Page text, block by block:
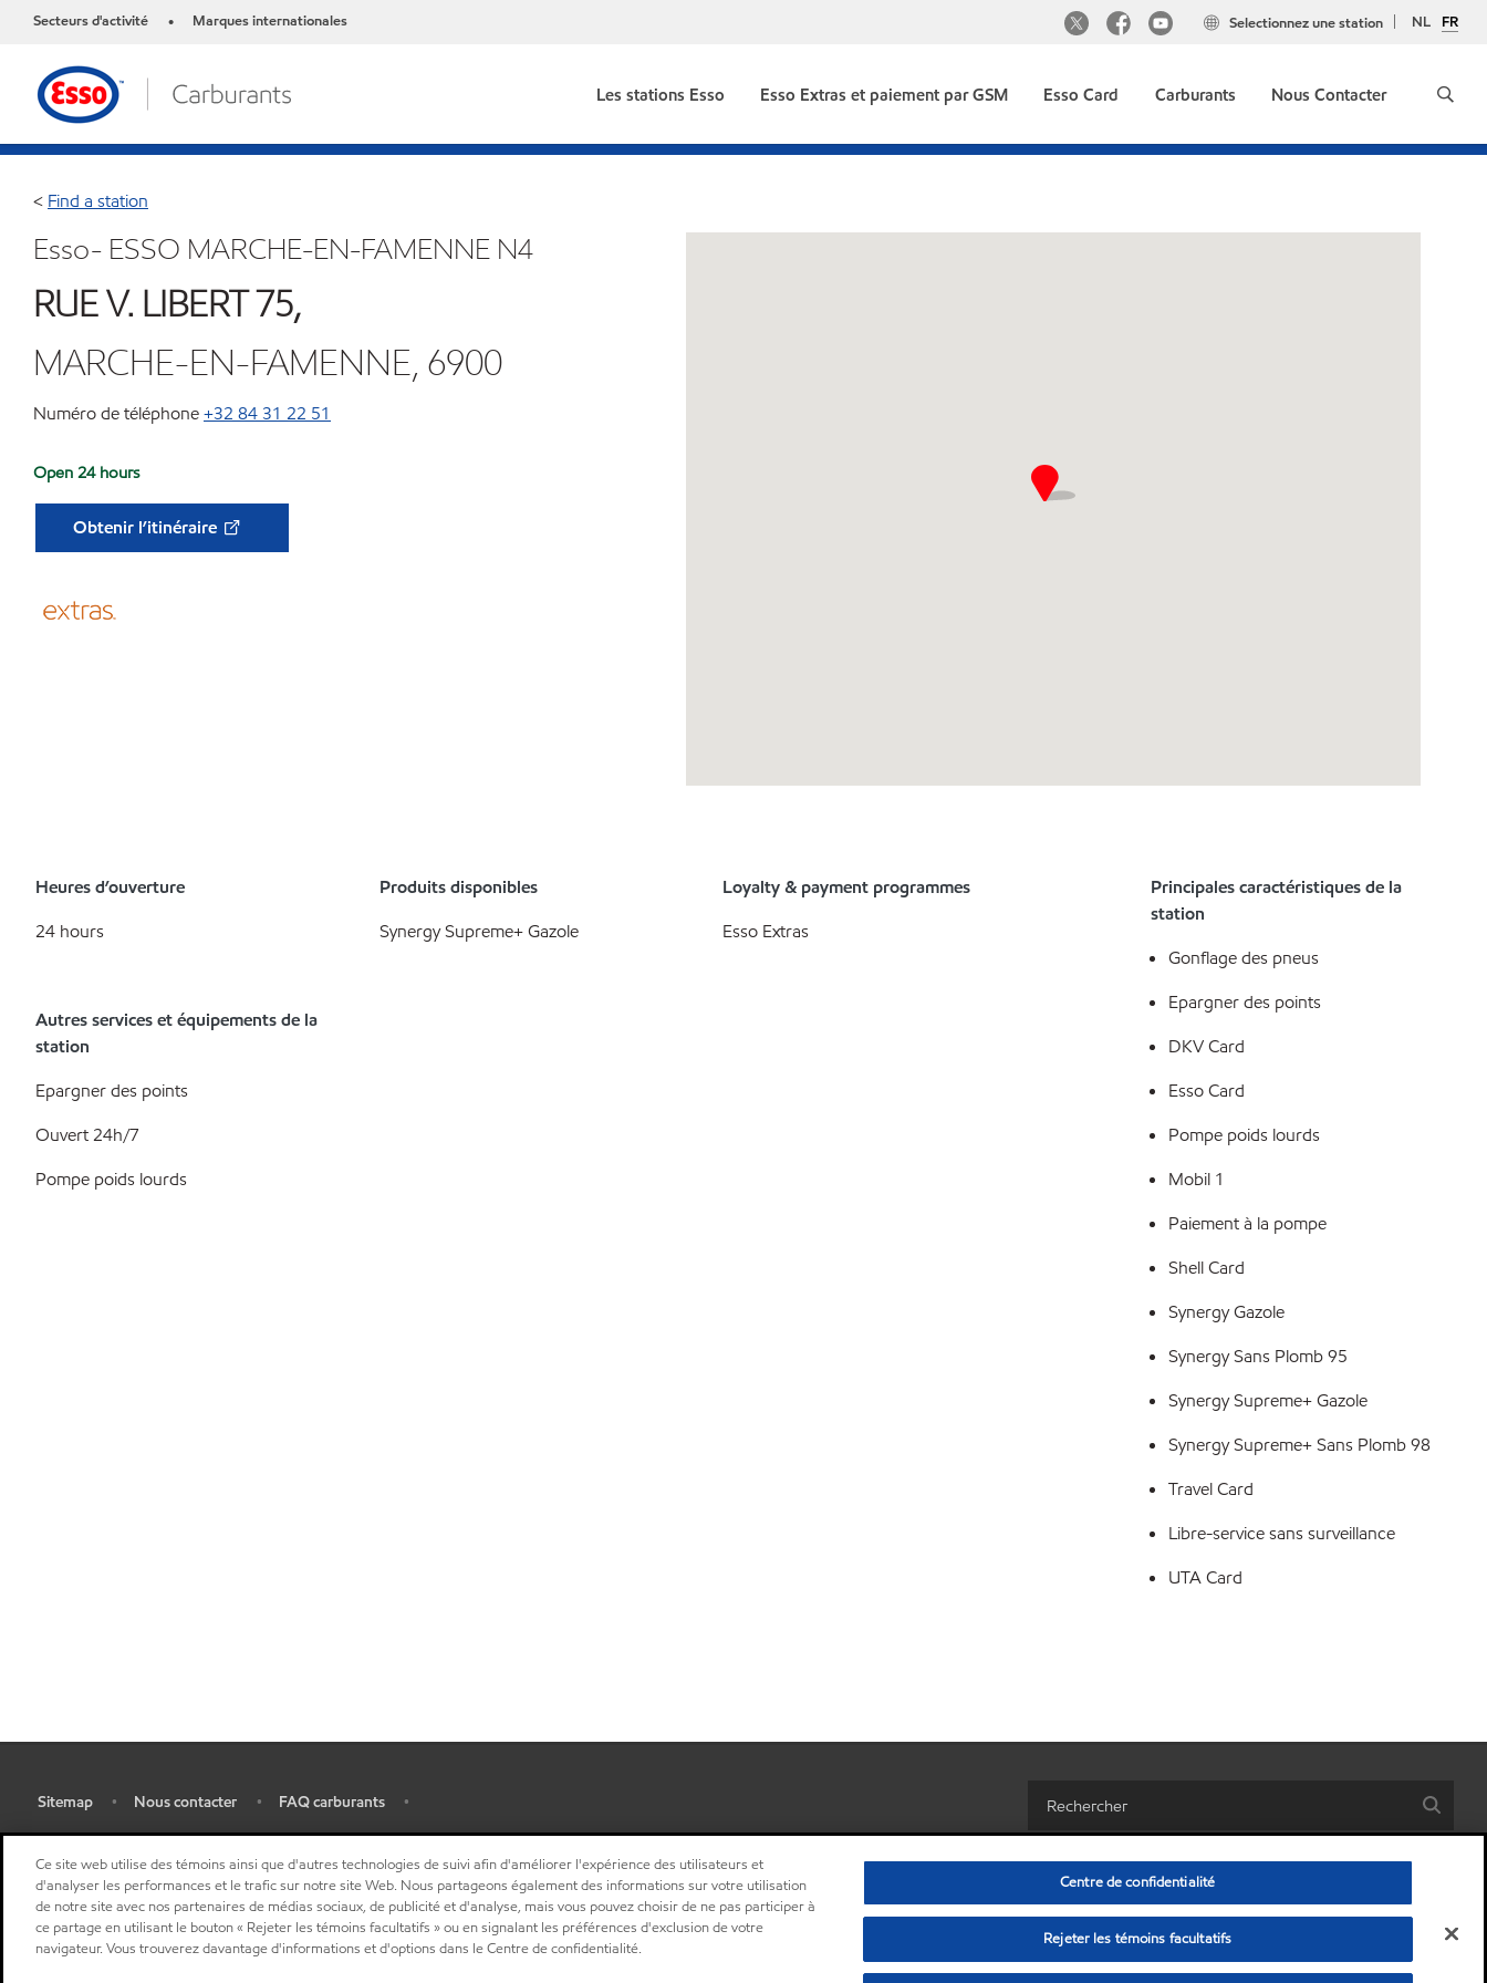
Secteurs d'activité • Marques internationales NL FR
Selectionnez une station
Les stations Esso Esso Extras et paiement par GSM Esso Card Carburants Nous Contacter
< Find a station
Esso- ESSO MARCHE-EN-FAMENNE N4
RUE V. LIBERT 75,
MARCHE-EN-FAMENNE, 6900
Numéro de téléphone+32 84 31 22 51
Open 24 hours
Obtenir l’itinéraire
Heures d’ouverture
24 hours
Produits disponibles
Synergy Supreme+ Gazole
Loyalty & payment programmes
Esso Extras
Autres services et équipements de la
station
Epargner des points
Ouvert 24h/7
Pompe poids lourds
Principales caractéristiques de la
station
Gonflage des pneus
Epargner des points
DKV Card
Esso Card
Pompe poids lourds
Mobil 1
Paiement à la pompe
Shell Card
Synergy Gazole
Synergy Sans Plomb 95
Synergy Supreme+ Gazole
Synergy Supreme+ Sans Plomb 98
Travel Card
Libre-service sans surveillance
UTA Card
Sitemap • Nous contacter • FAQ carburants •
Centre de confidentialité (Ne pas vendre ou partager mes informations personnelles)
© Copyright 2003-2026Exxon Mobil Corporation. Alle rechten voorbehouden
Ce site web utilise des témoins ainsi que d'autres technologies de suivi afin d'améliorer l'expérience des utilisateurs et
d'analyser les performances et le trafic sur notre site Web. Nous partageons également des informations sur votre utilisation
de notre site avec nos partenaires de médias sociaux, de publicité et d'analyse, mais vous pouvez choisir de ne pas participer à
ce partage en utilisant le bouton « Rejeter les témoins facultatifs » ou en signalant les préférences d'exclusion de votre
navigateur. Vous trouverez davantage d'informations et d'options dans le Centre de confidentialité.
Centre de confidentialité
Rejeter les témoins facultatifs